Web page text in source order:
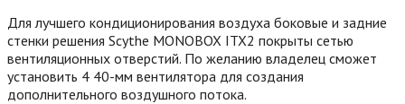
Для лучшего кондиционирования воздуха боковые и задние
стенки решения Scythe MONOBOX ITX2 покрыты сетью
вентиляционных отверстий. По желанию владелец сможет
установить 4 40-мм вентилятора для создания
дополнительного воздушного потока.